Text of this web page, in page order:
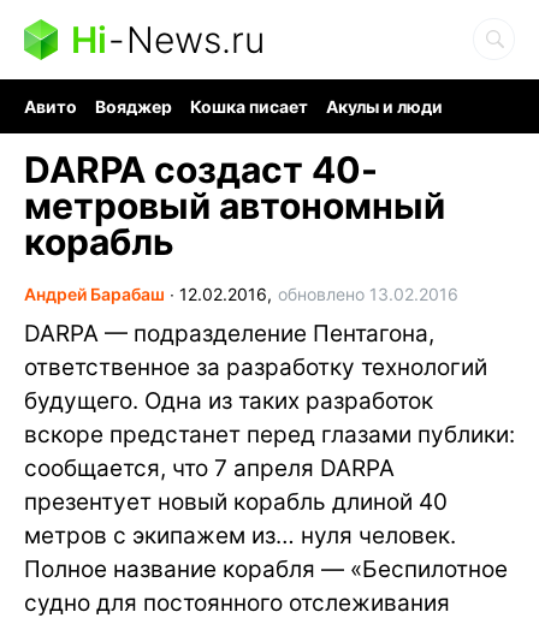
Hi-News.ru
Авито Вояджер Кошка писает
Акулы и люди
DARPA создаст 40-
метровый автономный
корабль
Андрей Барабаш ∙ 12.02.2016, обновлено 13.02.2016
DARPA — подразделение Пентагона,
ответственное за разработку технологий
будущего. Одна из таких разработок
вскоре предстанет перед глазами публики:
сообщается, что 7 апреля DARPA
презентует новый корабль длиной 40
метров с экипажем из… нуля человек.
Полное название корабля — «Беспилотное
судно для постоянного отслеживания